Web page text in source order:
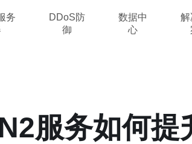
务
DDoS防
御
数据中
心
解
服务如何提